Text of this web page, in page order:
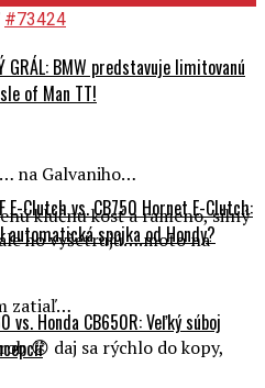
GRÁL: BMW predstavuje limitovanú
of Man TT!
E-Clutch vs. CB750 Hornet E-Clutch:
automatická spojka od Hondy?
vs. Honda CB650R: Veľký súboj
#73424
na Galvaniho…
klúčnu kosť a rameno, silný
ho vyšetrujú….moto na
zatiaľ…
😟 daj sa rýchlo do kopy,